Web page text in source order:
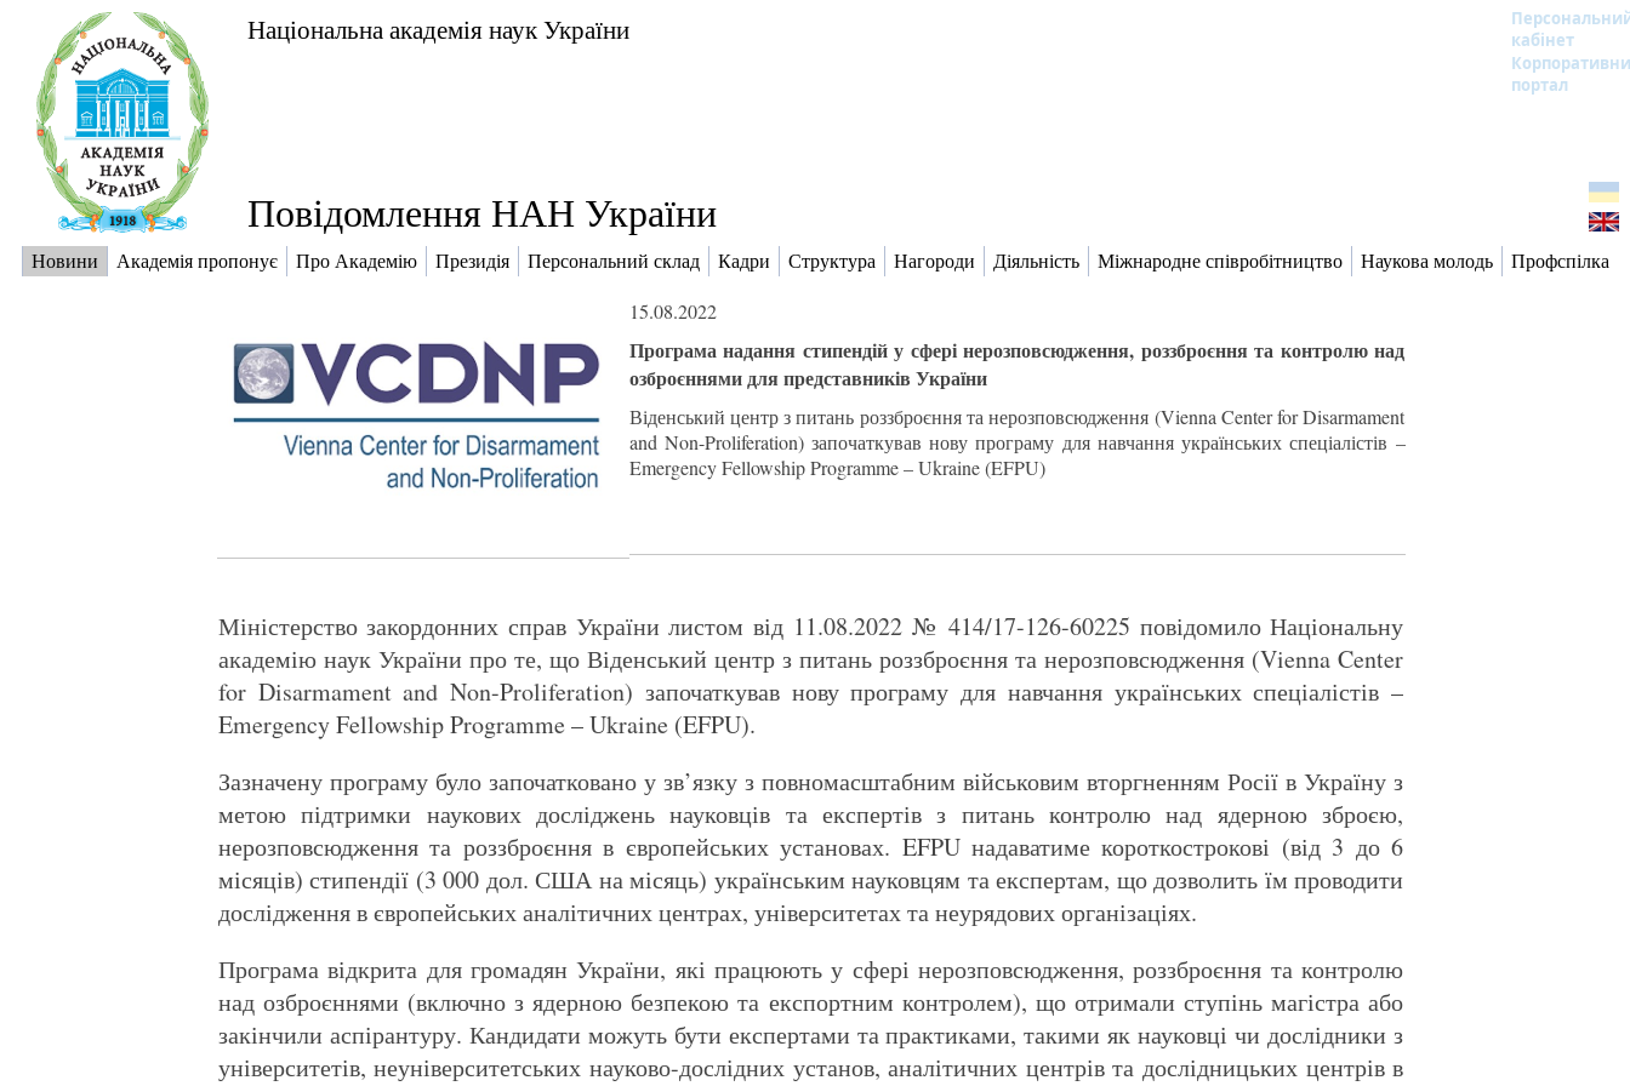
Національна академія наук України
кабінет
портал
Повідомлення НАН України
Новини Академія пропонує Про Академію Президія Персональний склад Кадри Структура Нагороди Діяльність Міжнародне співробітництво Наукова молодь Профспілка
15.08.2022
Програма надання стипендій у сфері нерозповсюдження, роззброєння та контролю над
озброєннями для представників України
Віденський центр з питань роззброєння та нерозповсюдження (Vienna Center for Disarmament
and Non-Proliferation) започаткував нову програму для навчання українських спеціалістів –
Emergency Fellowship Programme – Ukraine (EFPU)
Міністерство закордонних справ України листом від 11.08.2022 № 414/17-126-60225 повідомило Національну
академію наук України про те, що Віденський центр з питань роззброєння та нерозповсюдження (Vienna Center
for Disarmament and Non-Proliferation) започаткував нову програму для навчання українських спеціалістів –
Emergency Fellowship Programme – Ukraine (EFPU).
Зазначену програму було започатковано у зв’язку з повномасштабним військовим вторгненням Росії в Україну з
метою підтримки наукових досліджень науковців та експертів з питань контролю над ядерною зброєю,
нерозповсюдження та роззброєння в європейських установах. EFPU надаватиме короткострокові (від 3 до 6
місяців) стипендії (3 000 дол. США на місяць) українським науковцям та експертам, що дозволить їм проводити
дослідження в європейських аналітичних центрах, університетах та неурядових організаціях.
Програма відкрита для громадян України, які працюють у сфері нерозповсюдження, роззброєння та контролю
над озброєннями (включно з ядерною безпекою та експортним контролем), що отримали ступінь магістра або
закінчили аспірантуру. Кандидати можуть бути експертами та практиками, такими як науковці чи дослідники з
університетів, неуніверситетських науково-дослідних установ, аналітичних центрів та дослідницьких центрів в